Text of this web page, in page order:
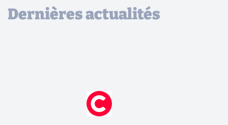
Dernières actualités